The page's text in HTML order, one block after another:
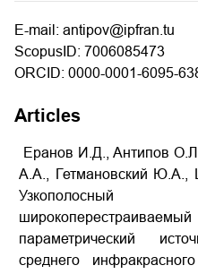
E-mail: antipov@ipfran.tu
ScopusID: 7006085473
ORCID: 0000-0001-6095-
Articles
Еранов И.Д., Антипов
А.А., Гетмановский Ю.А.,
Узкополосный
широкоперестраиваемый
параметрический
среднего